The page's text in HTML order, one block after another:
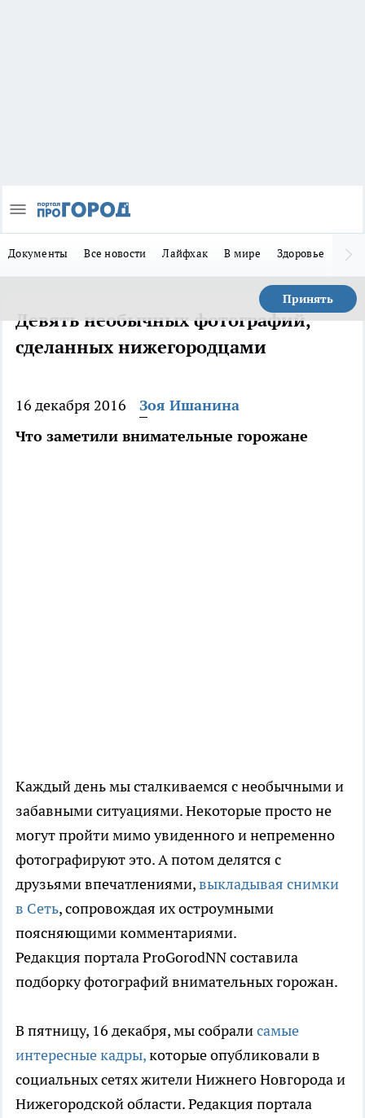
Документы Все новости Лайфхак В мире Здоровье
Принять
Девять необычных фотографий,
сделанных нижегородцами
16 декабря 2016
Зоя Ишанина
Что заметили внимательные горожане
Каждый день мы сталкиваемся с необычными и
забавными ситуациями. Некоторые просто не
могут пройти мимо увиденного и непременно
фотографируют это. А потом делятся с
друзьями впечатлениями,выкладывая снимки
в Сеть, сопровождая их остроумными
поясняющими комментариями.
Редакция портала ProGorodNN составила
подборку фотографий внимательных горожан.
В пятницу, 16 декабря, мы собралисамые
интересные кадры,которые опубликовали в
социальных сетях жители Нижнего Новгорода и
Нижегородской области. Редакция портала